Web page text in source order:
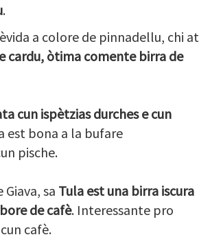
.
a colore de pinnadellu, chi at
cardu, òtima comente birra de
cun ispètzias durches e cun
est bona a la bufare
pische.
sa Tula est una birra iscura
de cafè. Interessante pro
cafè.